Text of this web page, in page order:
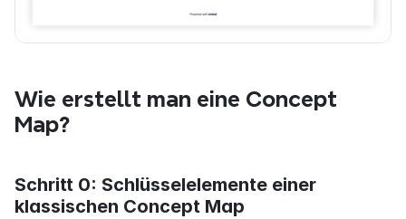
Wie erstellt man eine Concept
Map?
Schritt 0: Schlüsselelemente einer
klassischen Concept Map